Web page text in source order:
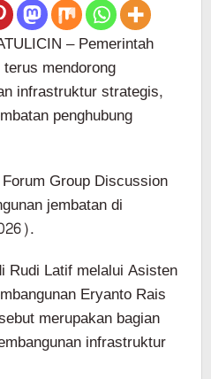
– Pemerintah
terus mendorong
infrastruktur strategis,
penghubung
Group Discussion
jembatan di
Rudi Latif melalui Asisten
Eryanto Rais
merupakan bagian
infrastruktur